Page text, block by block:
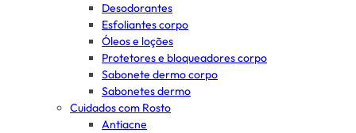
Desodorantes
Esfoliantes corpo
Óleos e loções
Protetores e bloqueadores corpo
Sabonete dermo corpo
Sabonetes dermo
Cuidados com Rosto
Antiacne